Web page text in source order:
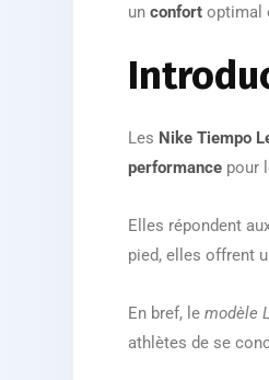
un confort optimal
Les Nike Tiempo
performance pour
Elles répondent
pied, elles offrent
En bref, le modèle
athlètes de se